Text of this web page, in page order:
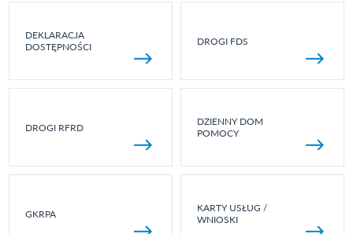
DEKLARACJA
DOSTĘPNOŚCI
DROGI FDS
DROGI RFRD
DZIENNY DOM
POMOCY
GKRPA
KARTY USŁUG /
WNIOSKI